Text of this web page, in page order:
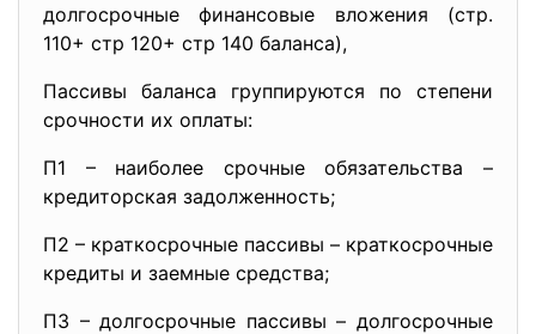
долгосрочные финансовые вложения (стр.
110+ стр 120+ стр 140 баланса),
Пассивы баланса группируются по степени
срочности их оплаты:
П1 – наиболее срочные обязательства –
кредиторская задолженность;
П2 – краткосрочные пассивы – краткосрочные
кредиты и заемные средства;
П3 – долгосрочные пассивы – долгосрочные